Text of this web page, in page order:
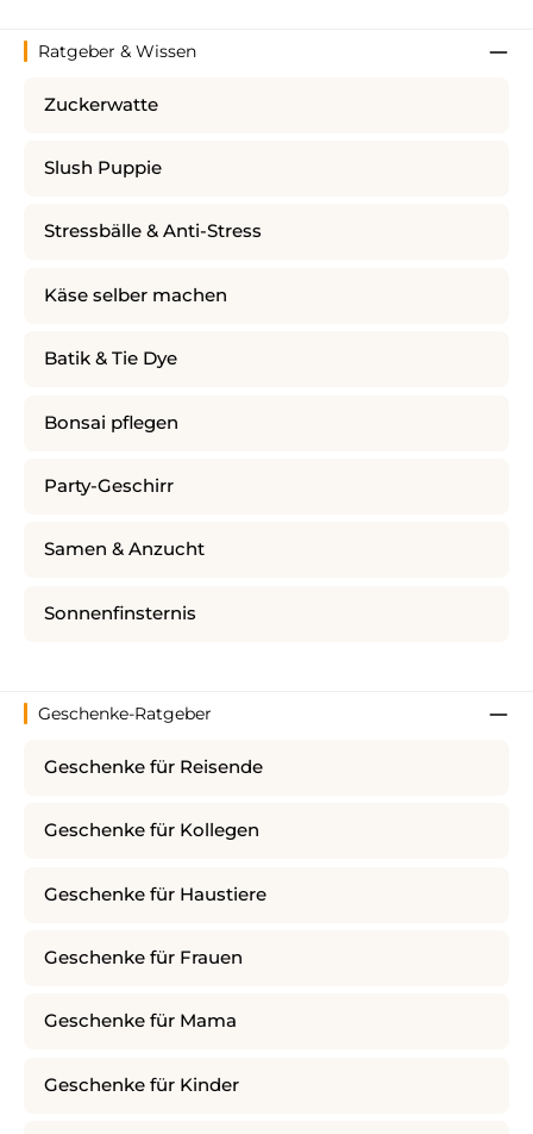
Ratgeber & Wissen
Zuckerwatte
Slush Puppie
Stressbälle & Anti-Stress
Käse selber machen
Batik & Tie Dye
Bonsai pflegen
Party-Geschirr
Samen & Anzucht
Sonnenfinsternis
Geschenke-Ratgeber
Geschenke für Reisende
Geschenke für Kollegen
Geschenke für Haustiere
Geschenke für Frauen
Geschenke für Mama
Geschenke für Kinder